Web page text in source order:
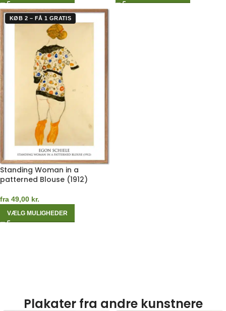
KØB 2 – FÅ 1 GRATIS
Standing Woman in a
patterned Blouse (1912)
fra 49,00 kr.
VÆLG MULIGHEDER
Plakater fra andre kunstnere